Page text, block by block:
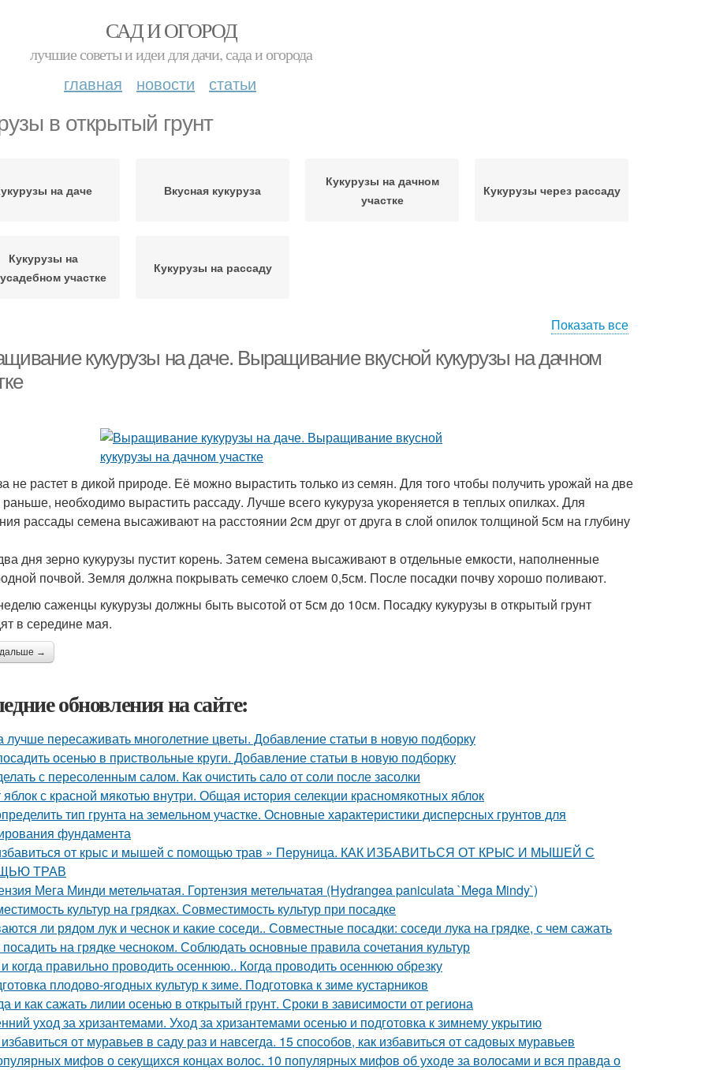
САД И ОГОРОД
лучшие советы и идеи для дачи, сада и огорода
главная новости статьи
в открытый грунт
на даче Вкусная кукуруза
Кукурузы на дачном
участке
Кукурузы через рассаду
Кукурузы на
участке
Кукурузы на рассаду
Показать все
кукурузы на даче. Выращивание вкусной кукурузы на дачном
не растет в дикой природе. Её можно вырастить только из семян. Для того чтобы получить урожай на две
необходимо вырастить рассаду. Лучше всего кукуруза укореняется в теплых опилках. Для
рассады семена высаживают на расстоянии 2см друг от друга в слой опилок толщиной 5см на глубину
дня зерно кукурузы пустит корень. Затем семена высаживают в отдельные емкости, наполненные
почвой. Земля должна покрывать семечко слоем 0,5см. После посадки почву хорошо поливают.
саженцы кукурузы должны быть высотой от 5см до 10см. Посадку кукурузы в открытый грунт
в середине мая.
дальше →
обновления на сайте:
лучше пересаживать многолетние цветы. Добавление статьи в новую подборку
осенью в приствольные круги. Добавление статьи в новую подборку
с пересоленным салом. Как очистить сало от соли после засолки
с красной мякотью внутри. Общая история селекции красномякотных яблок
тип грунта на земельном участке. Основные характеристики дисперсных грунтов для
фундамента
от крыс и мышей с помощью трав » Перуница. КАК ИЗБАВИТЬСЯ ОТ КРЫС И МЫШЕЙ С
ТРАВ
Мега Минди метельчатая. Гортензия метельчатая (Hydrangea paniculata `Mega Mindy`)
культур на грядках. Совместимость культур при посадке
ли рядом лук и чеснок и какие соседи.. Совместные посадки: соседи лука на грядке, с чем сажать
на грядке чесноком. Соблюдать основные правила сочетания культур
и когда правильно проводить осеннюю.. Когда проводить осеннюю обрезку
плодово-ягодных культур к зиме. Подготовка к зиме кустарников
и как сажать лилии осенью в открытый грунт. Сроки в зависимости от региона
уход за хризантемами. Уход за хризантемами осенью и подготовка к зимнему укрытию
от муравьев в саду раз и навсегда. 15 способов, как избавиться от садовых муравьев
мифов о секущихся концах волос. 10 популярных мифов об уходе за волосами и вся правда о